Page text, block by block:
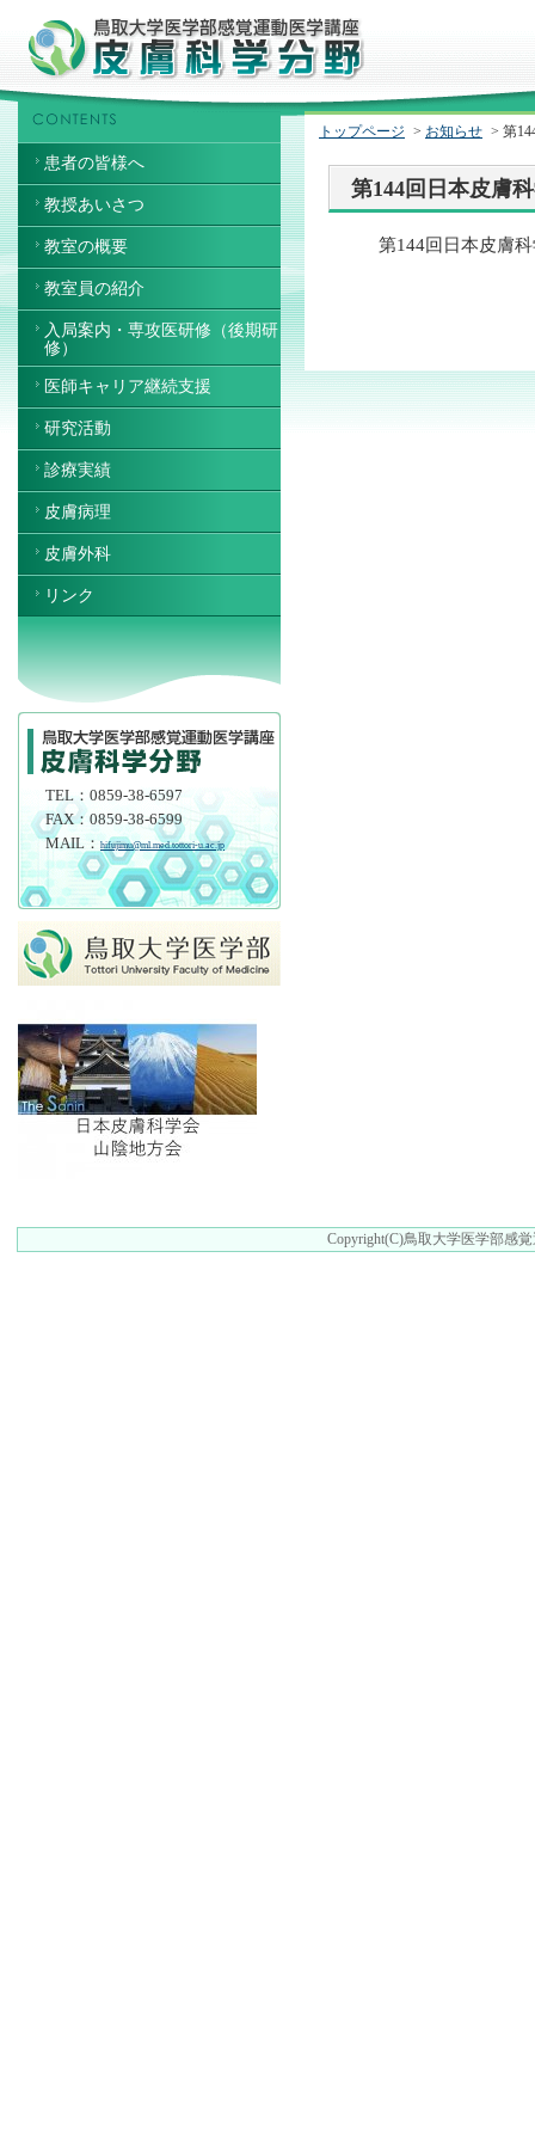
患者の皆様へ
教授あいさつ
教室の概要
教室員の紹介
入局案内・専攻医研修（後期研
修）
医師キャリア継続支援
研究活動
診療実績
皮膚病理
皮膚外科
リンク
TEL：0859-38-6597
FAX：0859-38-6599
MAIL：hifujimu@ml.med.tottori-u.ac.jp
トップページ > お知らせ > 第
第144回日本皮膚
第144回日本皮膚
Copyright(C)鳥取大学医学部感